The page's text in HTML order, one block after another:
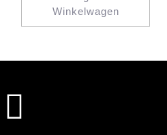
Winkelwagen